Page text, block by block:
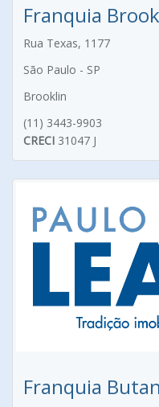
Franquia
Rua Texas, 1177
São Paulo - SP
Brooklin
(11) 3443-9903
CRECI 31047 J
Franquia